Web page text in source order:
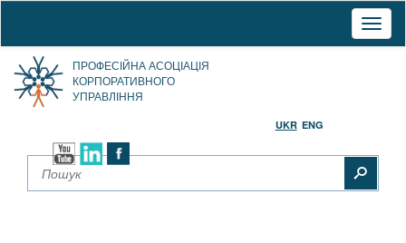
ПРОФЕСІЙНА АСОЦІАЦІЯ
КОРПОРАТИВНОГО
УПРАВЛІННЯ
UKR ENG